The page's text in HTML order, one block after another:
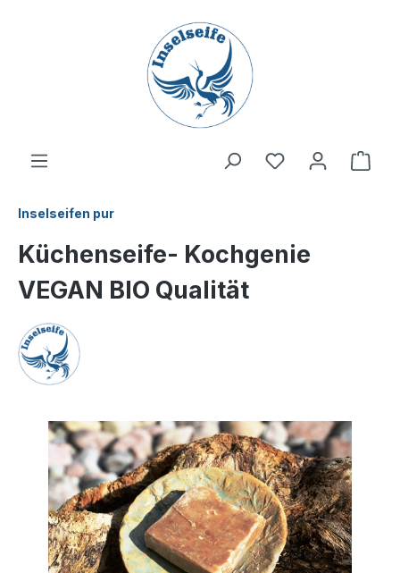
Inselseifen pur
Küchenseife- Kochgenie
VEGAN BIO Qualität